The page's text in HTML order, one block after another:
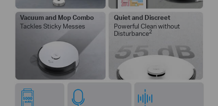
Vacuum and Mop Combo
Tackles Sticky Messes
Quiet and Discreet
Powerful Clean without
Disturbance2